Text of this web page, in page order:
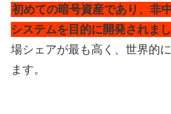
初めての暗号資産であり、非
システムを目的に開発されまし
場シェアが最も高く、世界的
ます。